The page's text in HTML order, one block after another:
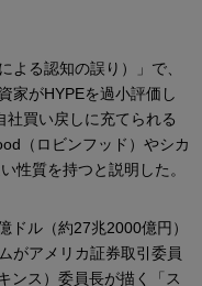
よる認知の誤り）」で、
家がHYPEを過小評価し
社買い戻しに充てられる
（ロビンフッド）やシカ
性質を持つと説明した。
ドル（約27兆2000億円）
がアメリカ証券取引委員
ンス）委員長が描く「ス